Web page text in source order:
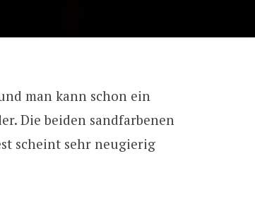
man kann schon ein
Die beiden sandfarbenen
scheint sehr neugierig